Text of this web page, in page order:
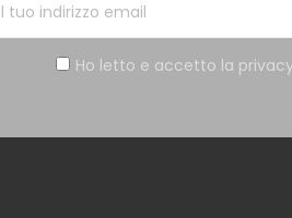
Ho letto e accetto la